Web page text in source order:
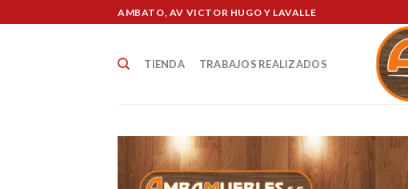
to
AMBATO, AV VICTOR HUGO Y LAVALLE
TIENDA TRABAJOS REALIZADOS